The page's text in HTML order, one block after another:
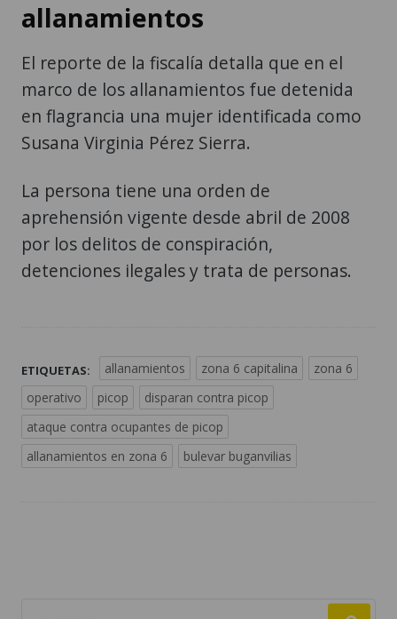
allanamientos
El reporte de la fiscalía detalla que en el
marco de los allanamientos fue detenida
en flagrancia una mujer identificada como
Susana Virginia Pérez Sierra.
La persona tiene una orden de
aprehensión vigente desde abril de 2008
por los delitos de conspiración,
detenciones ilegales y trata de personas.
ETIQUETAS: allanamientos zona 6 capitalina
zona 6
operativo
picop
disparan contra picop
ataque contra ocupantes de picop
allanamientos en zona 6
bulevar buganvilias